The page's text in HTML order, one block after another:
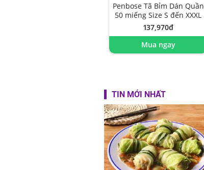
Penbose Tã Bỉm Dán Quần
50 miếng Size S đến XXXL
137,970đ
Mua ngay
TIN MỚI NHẤT